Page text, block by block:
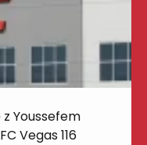
Youssefem
Vegas 116